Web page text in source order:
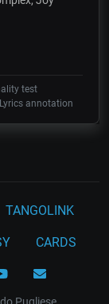
test
annotation
TANGOLINK
CARDS